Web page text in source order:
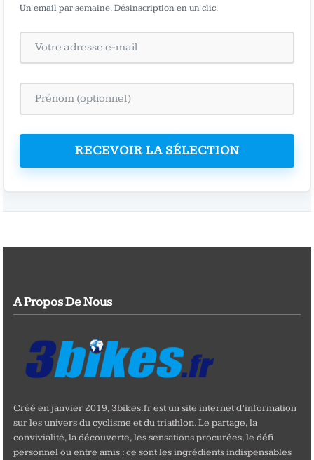
Un email par semaine. Désinscription en un clic.
RECEVOIR LA SÉLECTION
A Propos De Nous
Créé en janvier 2019, 3bikes.fr est un site internet d’information
sur les univers du cyclisme et du triathlon. Le partage, la
convivialité, la découverte, les sensations procurées, le défi
personnel ou entre amis : ce sont les ingrédients indispensables